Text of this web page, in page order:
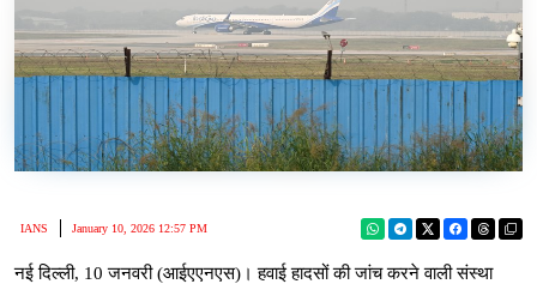
IANS January 10, 2026 12:57 PM
नई दिल्ली, 10 जनवरी (आईएएनएस)। हवाई हादसों की जांच करने वाली संस्था